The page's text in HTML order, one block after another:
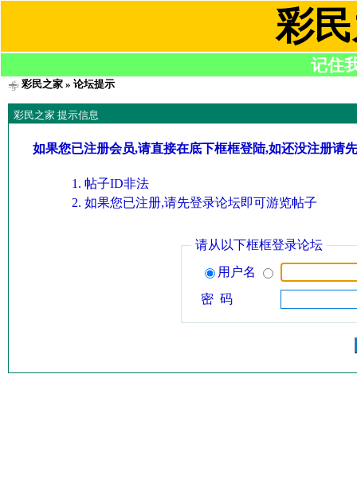
彩
记住
彩民之家» 论坛提示
彩民之家 提示信息
如果您已注册会员,请直接在底下框框登陆,如还没注册请
帖子ID非法
如果您已注册,请先登录论坛即可游览帖子
请从以下框框登录论坛
用户名
密 码